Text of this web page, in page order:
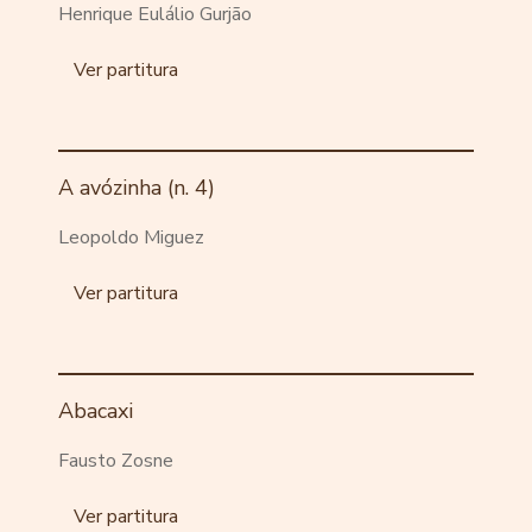
Henrique Eulálio Gurjão
Ver partitura
A avózinha (n. 4)
Leopoldo Miguez
Ver partitura
Abacaxi
Fausto Zosne
Ver partitura